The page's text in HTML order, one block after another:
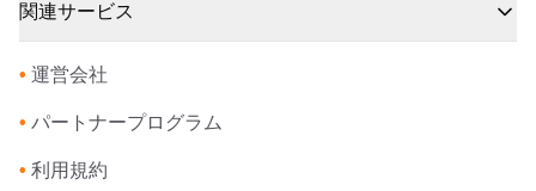
関連サービス
• 運営会社
• パートナープログラム
• 利用規約